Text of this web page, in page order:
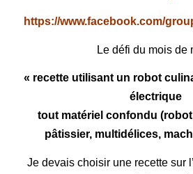
https://www.facebook.com/
Le défi du mois de
« recette utilisant un robot
électrique
tout matériel confondu
pâtissier, multidélices,
Je devais choisir une recette sur